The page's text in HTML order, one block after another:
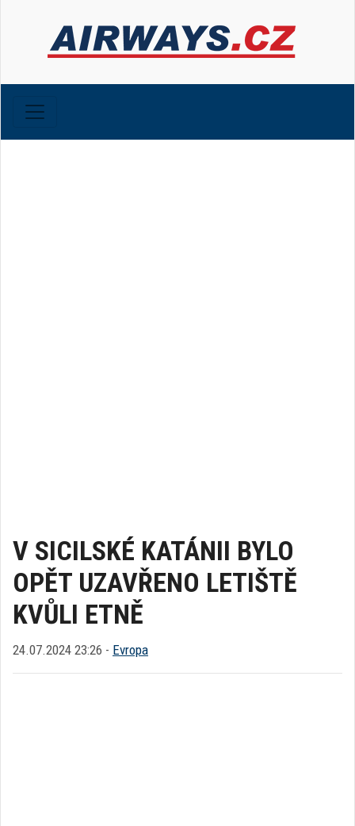
V SICILSKÉ KATÁNII BYLO
OPĚT UZAVŘENO LETIŠTĚ
KVŮLI ETNĚ
24.07.2024 23:26 - Evropa